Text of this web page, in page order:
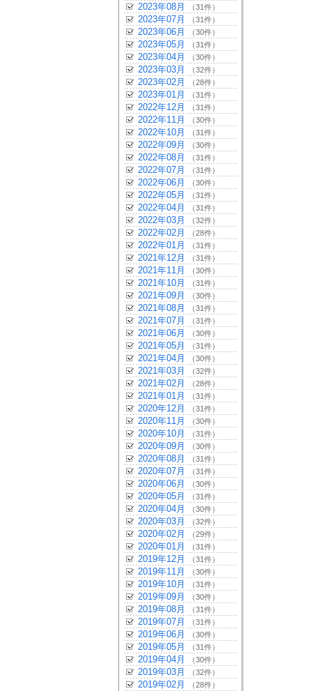
2023年08月 （31件）
2023年07月 （31件）
2023年06月 （30件）
2023年05月 （31件）
2023年04月 （30件）
2023年03月 （32件）
2023年02月 （28件）
2023年01月 （31件）
2022年12月 （31件）
2022年11月 （30件）
2022年10月 （31件）
2022年09月 （30件）
2022年08月 （31件）
2022年07月 （31件）
2022年06月 （30件）
2022年05月 （31件）
2022年04月 （31件）
2022年03月 （32件）
2022年02月 （28件）
2022年01月 （31件）
2021年12月 （31件）
2021年11月 （30件）
2021年10月 （31件）
2021年09月 （30件）
2021年08月 （31件）
2021年07月 （31件）
2021年06月 （30件）
2021年05月 （31件）
2021年04月 （30件）
2021年03月 （32件）
2021年02月 （28件）
2021年01月 （31件）
2020年12月 （31件）
2020年11月 （30件）
2020年10月 （31件）
2020年09月 （30件）
2020年08月 （31件）
2020年07月 （31件）
2020年06月 （30件）
2020年05月 （31件）
2020年04月 （30件）
2020年03月 （32件）
2020年02月 （29件）
2020年01月 （31件）
2019年12月 （31件）
2019年11月 （30件）
2019年10月 （31件）
2019年09月 （30件）
2019年08月 （31件）
2019年07月 （31件）
2019年06月 （30件）
2019年05月 （31件）
2019年04月 （30件）
2019年03月 （32件）
2019年02月 （28件）